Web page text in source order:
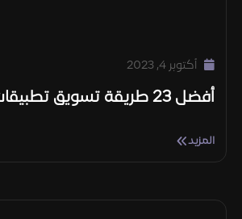
أكتوبر 4, 2023
أفضل 23 طريقة تسويق تطبيقات الجوال
المزيد